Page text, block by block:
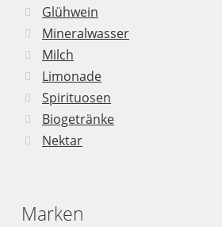
Glühwein
Mineralwasser
Milch
Limonade
Spirituosen
Biogetränke
Nektar
Marken